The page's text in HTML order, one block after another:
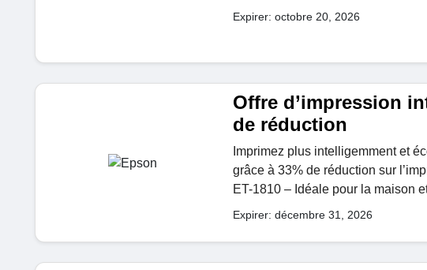
Expirer: octobre 20, 2026
Offre d’impression
de réduction
Imprimez plus intelligemment et
grâce à 33% de réduction sur
ET-1810 – Idéale pour la maison
Expirer: décembre 31, 2026